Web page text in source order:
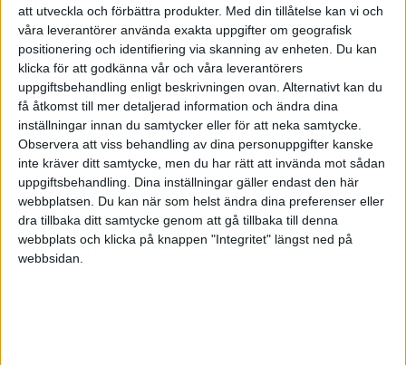
att utveckla och förbättra produkter. Med din tillåtelse kan vi och
våra leverantörer använda exakta uppgifter om geografisk
positionering och identifiering via skanning av enheten. Du kan
klicka för att godkänna vår och våra leverantörers
uppgiftsbehandling enligt beskrivningen ovan. Alternativt kan du
få åtkomst till mer detaljerad information och ändra dina
inställningar innan du samtycker eller för att neka samtycke.
Observera att viss behandling av dina personuppgifter kanske
inte kräver ditt samtycke, men du har rätt att invända mot sådan
uppgiftsbehandling. Dina inställningar gäller endast den här
webbplatsen. Du kan när som helst ändra dina preferenser eller
dra tillbaka ditt samtycke genom att gå tillbaka till denna
webbplats och klicka på knappen "Integritet" längst ned på
webbsidan.
FAKTA